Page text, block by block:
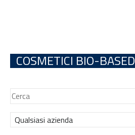
COSMETICI BIO-BASED
Qualsiasi azienda